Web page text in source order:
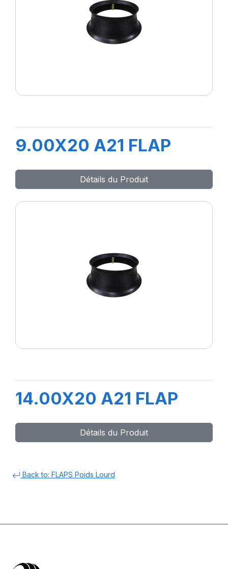
9.00X20 A21 FLAP
Détails du Produit
14.00X20 A21 FLAP
Détails du Produit
Back to: FLAPS Poids Lourd